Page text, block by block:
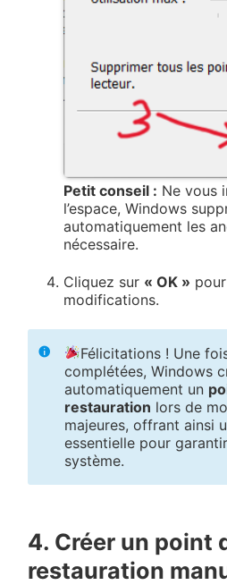
Petit conseil : Ne vous
l’espace, Windows
automatiquement les
nécessaire.
Cliquez sur « OK »
modifications.
Félicitations ! Une
complétées, Windows
automatiquement un
restauration lors de
majeures, offrant ainsi
essentielle pour
système.
4. Créer un point
restauration